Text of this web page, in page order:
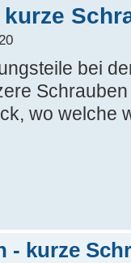
bei
wo welche
- kurze